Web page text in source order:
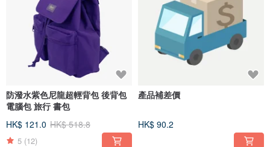
防潑水紫色尼龍超輕背包 後背包
電腦包 旅行 書包
HK$ 121.0 HK$ 518.8
5 (12)
產品補差價
HK$ 90.2